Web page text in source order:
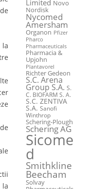
Limited Novo
Nordisk
Nycomed
Amersham
Organon Pfizer
Pharco
Pharmaceuticals
Pharmacia &
Upjohn
Plantavorel
Richter Gedeon
S.C. Arena
Group S.A. S.
C. BIOFARM S. A.
S.C. ZENTIVA
S.A. Sanofi
Winthrop
Schering-Plough
Schering AG
Sicome
d
Smithkline
Beecham
Solvay